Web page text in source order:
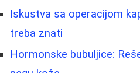
Iskustva sa operacijom
treba znati
Hormonske bubuljice: